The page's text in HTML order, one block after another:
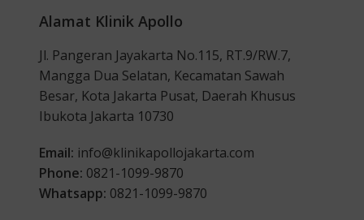
Alamat Klinik Apollo
Jl. Pangeran Jayakarta No.115, RT.9/RW.7,
Mangga Dua Selatan, Kecamatan Sawah
Besar, Kota Jakarta Pusat, Daerah Khusus
Ibukota Jakarta 10730
Email: info@klinikapollojakarta.com
Phone: 0821-1099-9870
Whatsapp: 0821-1099-9870